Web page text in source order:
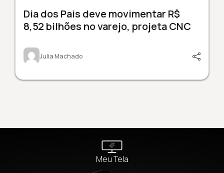
Dia dos Pais deve movimentar R$
8,52 bilhões no varejo, projeta CNC
Julia Machado
Meu Tela